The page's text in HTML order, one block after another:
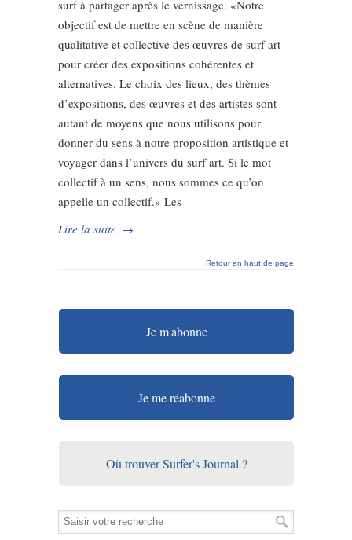
surf à partager après le vernissage. «Notre
objectif est de mettre en scène de manière
qualitative et collective des œuvres de surf art
pour créer des expositions cohérentes et
alternatives. Le choix des lieux, des thèmes
d’expositions, des œuvres et des artistes sont
autant de moyens que nous utilisons pour
donner du sens à notre proposition artistique et
voyager dans l’univers du surf art. Si le mot
collectif à un sens, nous sommes ce qu’on
appelle un collectif.» Les
Lire la suite →
Retour en haut de page
Je m'abonne
Je me réabonne
Où trouver Surfer's Journal ?